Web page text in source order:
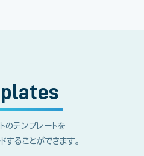
のテンプレートを
することができます。